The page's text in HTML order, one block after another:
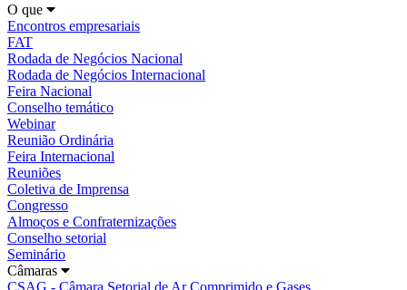
O que
Encontros empresariais
FAT
Rodada de Negócios Nacional
Rodada de Negócios Internacional
Feira Nacional
Conselho temático
Webinar
Reunião Ordinária
Feira Internacional
Reuniões
Coletiva de Imprensa
Congresso
Almoços e Confraternizações
Conselho setorial
Seminário
Câmaras
CSAG - Câmara Setorial de Ar Comprimido e Gases